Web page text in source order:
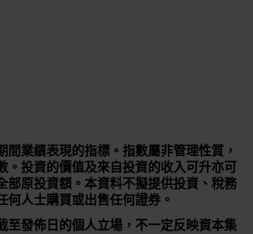
間業績表現的指標。指數屬非管理性質，
。投資的價值及來自投資的收入可升亦可
部原投資額。本資料不擬提供投資、稅務
何人士購買或出售任何證券。
至發佈日的個人立場，不一定反映資本集